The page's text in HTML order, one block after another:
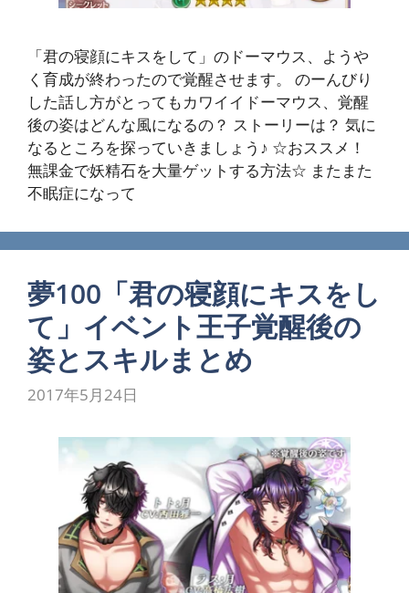
「君の寝顔にキスをして」のドーマウス、ようや
く育成が終わったので覚醒させます。 のーんびり
した話し方がとってもカワイイドーマウス、覚醒
後の姿はどんな風になるの？ ストーリーは？ 気に
なるところを探っていきましょう♪ ☆おススメ！
無課金で妖精石を大量ゲットする方法☆ またまた
不眠症になって
夢100「君の寝顔にキスをし
て」イベント王子覚醒後の
姿とスキルまとめ
2017年5月24日